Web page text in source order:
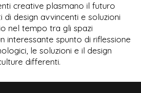
creative plasmano il futuro
design avvincenti e soluzioni
nel tempo tra gli spazi
interessante spunto di riflessione
le soluzioni e il design
differenti.